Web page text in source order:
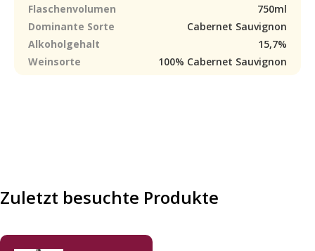
Flaschenvolumen
750ml
Dominante Sorte
Cabernet Sauvignon
Alkoholgehalt
15,7%
Weinsorte
100% Cabernet Sauvignon
Zuletzt besuchte Produkte